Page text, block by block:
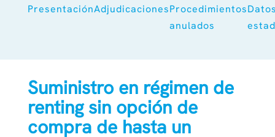
PresentaciónAdjudicacionesProcedimientos
anulados
Suministro en régimen de
renting sin opción de
compra de hasta un